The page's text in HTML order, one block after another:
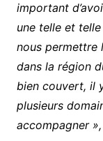
important
une telle et
nous permettre
dans la région
bien couvert, il
plusieurs
accompagner